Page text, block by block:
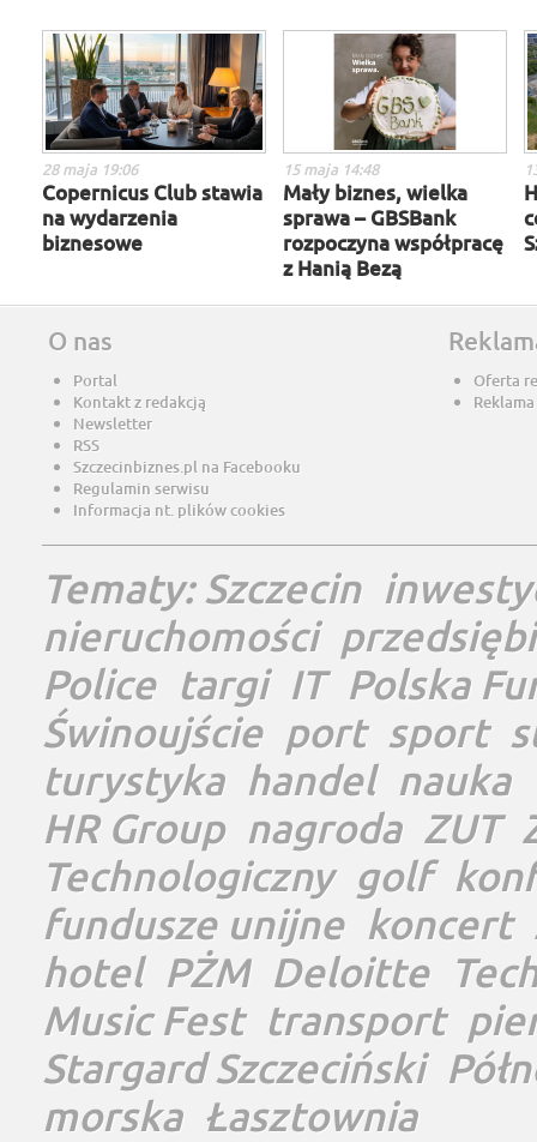
28 maja 19:06
Copernicus Club stawia
na wydarzenia
biznesowe
15 maja 14:48
Mały biznes, wielka
sprawa – GBSBank
rozpoczyna współpracę
z Hanią Bezą
O nas
Portal
Kontakt z redakcją
Newsletter
RSS
Szczecinbiznes.pl na Facebooku
Regulamin serwisu
Informacja nt. plików cookies
Oferta
Tematy:Szczecin
nieruchomości
Police targi IT Polska
Świnoujście port sport
turystyka handel nauka
HR Group nagroda ZUT
Technologiczny golf
fundusze unijne koncert
hotel PŻM Deloitte
Music Fest transport
Stargard Szczeciński
morska Łasztownia